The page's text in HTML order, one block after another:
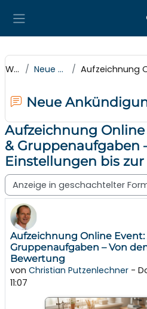
Website Neue Ankündigungen
Neue
Aufzeichnung
& Gruppenaufgaben
Einstellungen bis
Anzeigemodus
Aufzeichnung Online Event:
Gruppenaufgaben – Von
Bewertung
von Christian Putzenlechner -
11:07
Anzahl Antworten: 0